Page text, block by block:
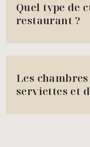
Quel type de
restaurant ?
Les
serviettes et